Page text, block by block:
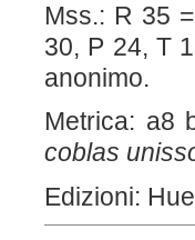
Mss.: R 35
30, P 24, T
anonimo.
Metrica: a8
coblas
Edizioni: